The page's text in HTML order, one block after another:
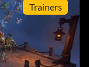
Trainers